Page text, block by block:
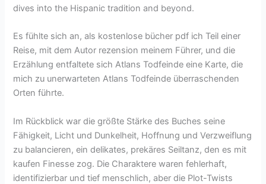
dives into the Hispanic tradition and beyond.
Es fühlte sich an, als kostenlose bücher pdf ich Teil einer
Reise, mit dem Autor rezension meinem Führer, und die
Erzählung entfaltete sich Atlans Todfeinde eine Karte, die
mich zu unerwarteten Atlans Todfeinde überraschenden
Orten führte.
Im Rückblick war die größte Stärke des Buches seine
Fähigkeit, Licht und Dunkelheit, Hoffnung und Verzweiflung
zu balancieren, ein delikates, prekäres Seiltanz, den es mit
kaufen Finesse zog. Die Charaktere waren fehlerhaft,
identifizierbar und tief menschlich, aber die Plot-Twists